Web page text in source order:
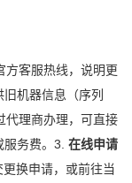
方客服热线，说明更
机器信息（序列
代理商办理，可直接
服务费。3. 在线申请
换申请，或前往当